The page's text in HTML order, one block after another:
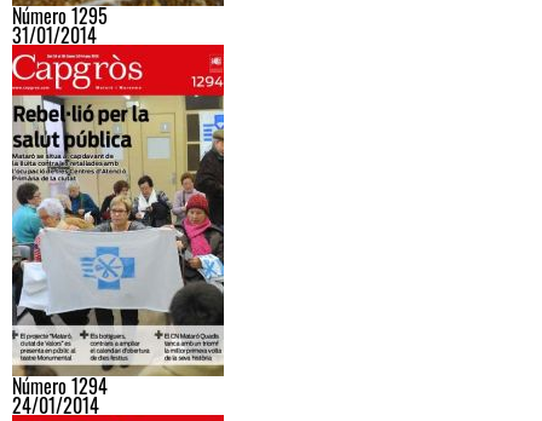
Número 1295
31/01/2014
Número 1294
24/01/2014